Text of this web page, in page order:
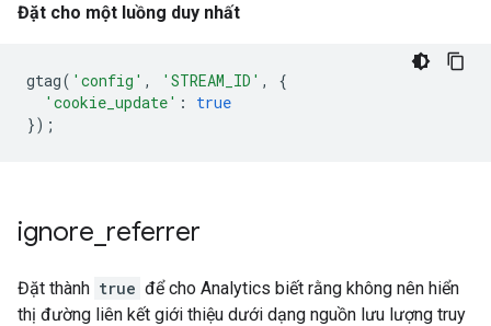
Đặt cho một luồng duy nhất
gtag( 'config' , 'STREAM_ID' ,
{
'cookie_update' :
true
});
ignore referrer
Đặt thành true để cho Analytics biết rằng không nên hiển
thị đường liên kết giới thiệu dưới dạng nguồn lưu lượng truy